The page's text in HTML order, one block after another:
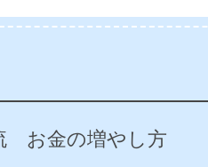
お金の増やし方